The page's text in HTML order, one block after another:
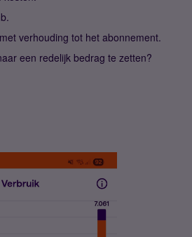
verhouding tot het abonnement.
een redelijk bedrag te zetten?